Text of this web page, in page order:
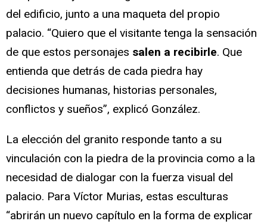
del edificio, junto a una maqueta del propio
palacio. “Quiero que el visitante tenga la sensación
de que estos personajes salen a recibirle. Que
entienda que detrás de cada piedra hay
decisiones humanas, historias personales,
conflictos y sueños”, explicó González.
La elección del granito responde tanto a su
vinculación con la piedra de la provincia como a la
necesidad de dialogar con la fuerza visual del
palacio. Para Víctor Murias, estas esculturas
“abrirán un nuevo capítulo en la forma de explicar